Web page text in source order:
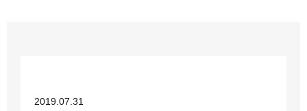
2019.07.31